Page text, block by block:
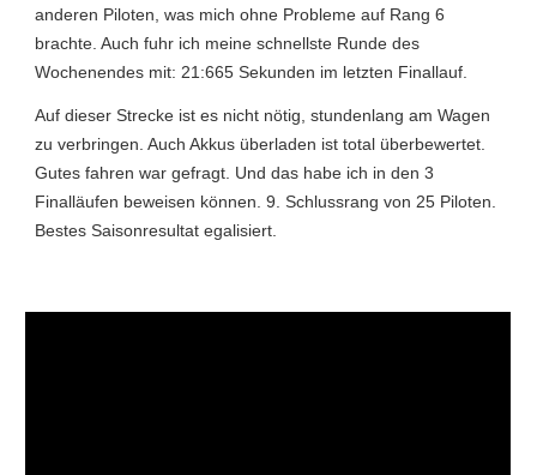
anderen Piloten, was mich ohne Probleme auf Rang 6
brachte. Auch fuhr ich meine schnellste Runde des
Wochenendes mit: 21:665 Sekunden im letzten Finallauf.
Auf dieser Strecke ist es nicht nötig, stundenlang am Wagen
zu verbringen. Auch Akkus überladen ist total überbewertet.
Gutes fahren war gefragt. Und das habe ich in den 3
Finalläufen beweisen können. 9. Schlussrang von 25 Piloten.
Bestes Saisonresultat egalisiert.